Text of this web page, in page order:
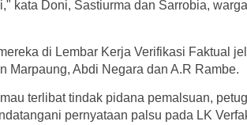
kata Doni, Sastiurma dan Sarrobia,
di Lembar Kerja Verifikasi Faktual
Marpaung, Abdi Negara dan A.R Rambe.
terlibat tindak pidana pemalsuan,
pernyataan palsu pada LK